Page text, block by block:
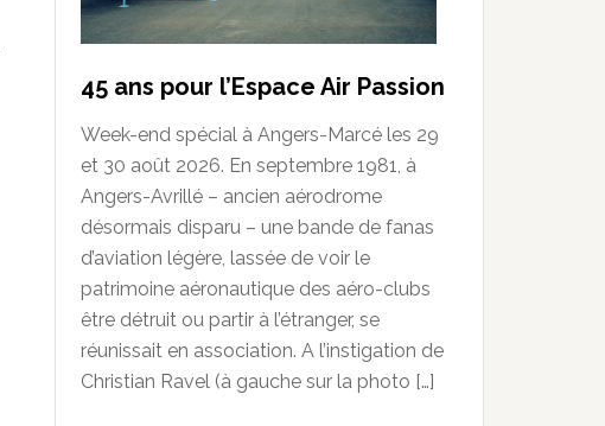
45 ans pour l’Espace Air Passion
Week-end spécial à Angers-Marcé les 29
et 30 août 2026. En septembre 1981, à
Angers-Avrillé – ancien aérodrome
désormais disparu – une bande de fanas
d’aviation légère, lassée de voir le
patrimoine aéronautique des aéro-clubs
être détruit ou partir à l’étranger, se
réunissait en association. A l’instigation de
Christian Ravel (à gauche sur la photo […]